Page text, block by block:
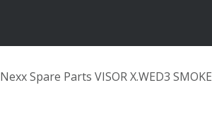
Nexx Spare Parts VISOR X.WED3 SMOKE